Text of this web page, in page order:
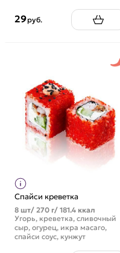
29руб.
Спайси креветка
8 шт/ 270 г/ 181.4 ккал
Угорь, креветка, сливочный
сыр, огурец, икра масаго,
спайси соус, кунжут